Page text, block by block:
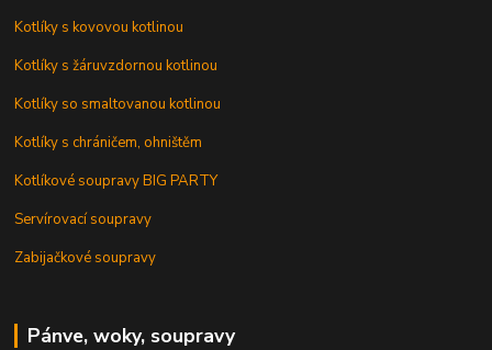
Kotlíky s kovovou kotlinou
Kotlíky s žáruvzdornou kotlinou
Kotlíky so smaltovanou kotlinou
Kotlíky s chráničem, ohništěm
Kotlíkové soupravy BIG PARTY
Servírovací soupravy
Zabijačkové soupravy
Pánve, woky, soupravy